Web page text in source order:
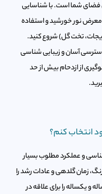
فضای شما است. با شناسایی
نور خورشید و استفاده
تخت گل) شروع کنید.
آسان و زیبایی شناسی
از ازدحام بیش از حد
انتخاب کنم؟
و عملکرد مطلوب بسیار
زمان گلدهی و عادات رشد را
و یکساله را برای علاقه در